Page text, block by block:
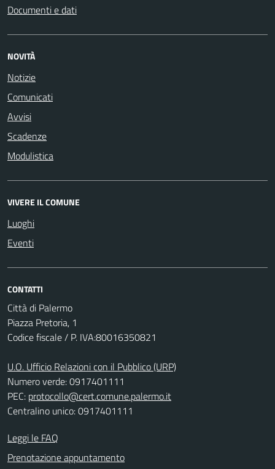
Documenti e dati
NOVITÀ
Notizie
Comunicati
Avvisi
Scadenze
Modulistica
VIVERE IL COMUNE
Luoghi
Eventi
CONTATTI
Città di Palermo
Piazza Pretoria, 1
Codice fiscale / P. IVA:80016350821
U.O. Ufficio Relazioni con il Pubblico (URP)
Numero verde: 0917401111
PEC: protocollo@cert.comune.palermo.it
Centralino unico: 0917401111
Leggi le FAQ
Prenotazione appuntamento